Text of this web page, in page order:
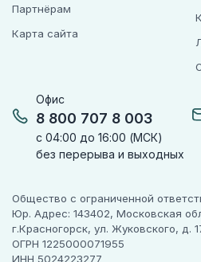
Офис
8 800 707 8 003
с 04:00 до 16:00 (МСК)
без перерыва и выходных
Партнёрам
Карта сайта
Общество с ограниченной
Юр. Адрес: 143402, Московская
г.Красногорск, ул. Жуковского, д.
ОГРН 1225000071955
ИНН 5024223277